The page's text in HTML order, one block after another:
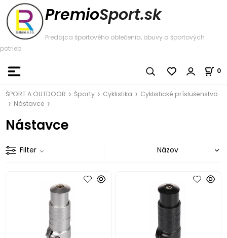
PremioSport.sk
Predajca športového oblečenia, obuvy a športových
potrieb
0
ŠPORT A OUTDOOR Športy Cyklistika
Cyklistické príslušenstvo
Nástavce
Nástavce
Filter